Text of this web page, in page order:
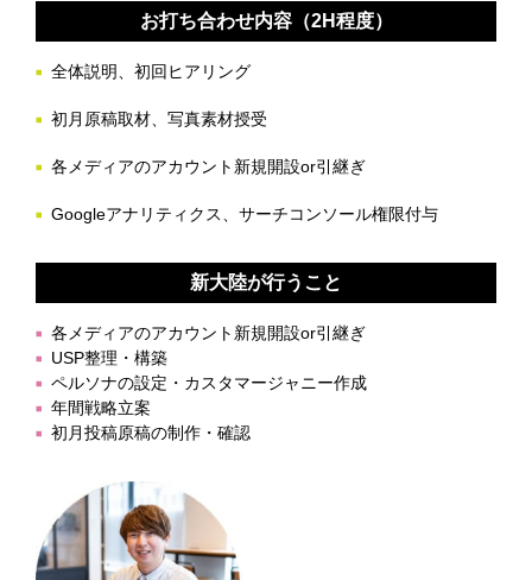
お打ち合わせ内容（2H程度）
全体説明、初回ヒアリング
初月原稿取材、写真素材授受
各メディアのアカウント新規開設or引継ぎ
Googleアナリティクス、サーチコンソール権限付与
新大陸が行うこと
各メディアのアカウント新規開設or引継ぎ
USP整理・構築
ペルソナの設定・カスタマージャニー作成
年間戦略立案
初月投稿原稿の制作・確認